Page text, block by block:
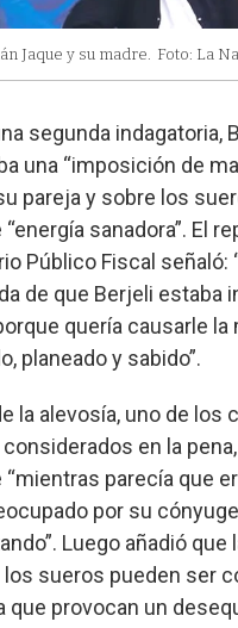
Jaque y su madre. Foto: La
segunda indagatoria,
una “imposición de
pareja y sobre los
sanadora”. El
Público Fiscal señaló:
de que Berjeli estaba
quería causarle la
planeado y sabido”.
la alevosía, uno de los
en la
“mientras parecía que
por su
Luego añadió
sueros pueden ser
que provocan un